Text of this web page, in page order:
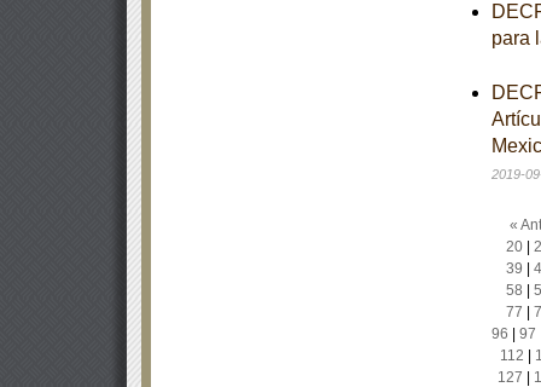
para
2019-
«
20|
39
58
77
96
97
112
127